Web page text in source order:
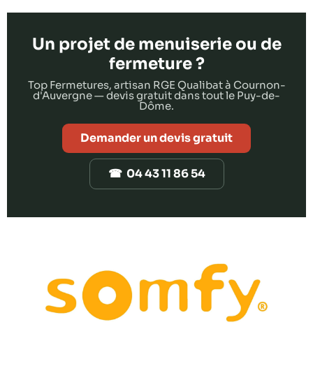
Un projet de menuiserie ou de
fermeture ?
Top Fermetures, artisan RGE Qualibat à Cournon-
d'Auvergne — devis gratuit dans tout le Puy-de-
Dôme.
Demander un devis gratuit
☎ 04 43 11 86 54